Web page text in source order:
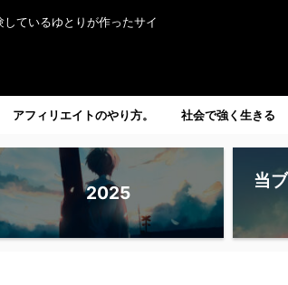
ているゆとりが作ったサイ
アフィリエイトのやり方。 社会で強く生きる
2025
当